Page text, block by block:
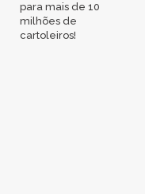
para mais de 10
milhões de
cartoleiros!